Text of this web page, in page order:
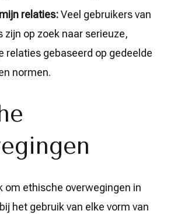
relaties:Veel gebruikers van
zijn op zoek naar serieuze,
relaties gebaseerd op gedeelde
normen.
om ethische overwegingen in
het gebruik van elke vorm van